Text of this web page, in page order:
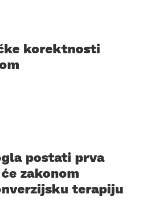
korektnosti
postati prva
zakonom
terapiju